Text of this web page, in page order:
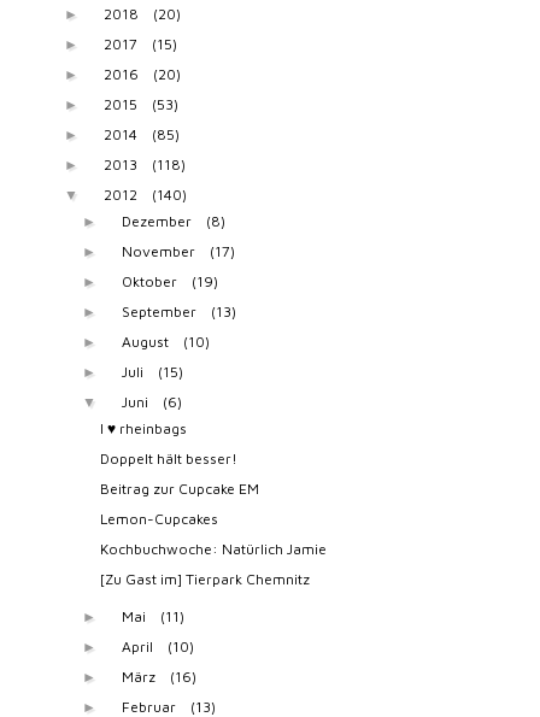
► 2018 (20)
► 2017 (15)
► 2016 (20)
► 2015 (53)
► 2014 (85)
► 2013 (118)
▼ 2012 (140)
► Dezember (8)
► November (17)
► Oktober (19)
► September (13)
► August (10)
► Juli (15)
▼ Juni
(6)
I ♥ rheinbags
Doppelt hält besser!
Beitrag zur Cupcake EM
Lemon-Cupcakes
Kochbuchwoche: Natürlich Jamie
[Zu Gast im] Tierpark Chemnitz
► Mai (11)
► April (10)
► März (16)
► Februar (13)